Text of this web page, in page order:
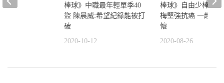
棒球》中職最年輕單季40
盜 陳晨威:希望紀錄能被打
破
2020-10-12
棒球》自由少棒教
梅堅強抗癌 一起集
懷
2020-08-26